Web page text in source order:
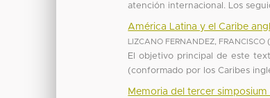
atención internacional. Los
América Latina y el Caribe
LIZCANO FERNANDEZ, FRANCISCO (
El objetivo principal de este
(conformado por los Caribes
Memoria del tercer